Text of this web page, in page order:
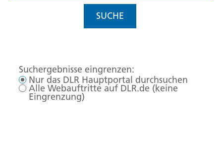
SUCHE
Suchergebnisse eingrenzen:
Nur das DLR Hauptportal durchsuchen
Alle Webauftritte auf DLR.de (keine
Eingrenzung)